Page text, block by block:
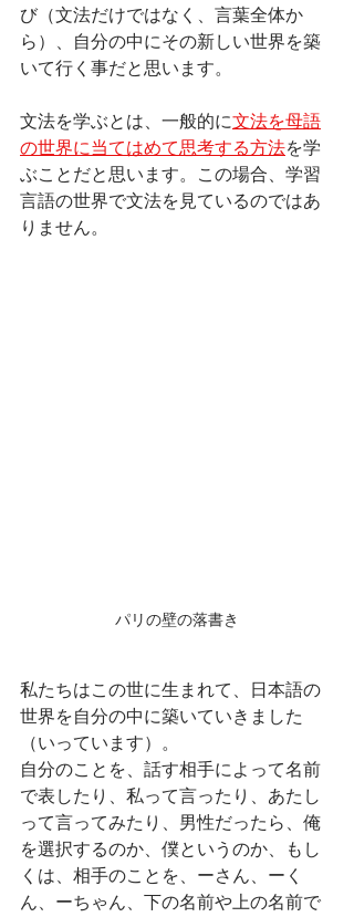
び（文法だけではなく、言葉全体か
ら）、自分の中にその新しい世界を築
いて行く事だと思います。
文法を学ぶとは、一般的に文法を母語
の世界に当てはめて思考する方法を学
ぶことだと思います。この場合、学習
言語の世界で文法を見ているのではあ
りません。
パリの壁の落書き
私たちはこの世に生まれて、日本語の
世界を自分の中に築いていきました
（いっています）。
自分のことを、話す相手によって名前
で表したり、私って言ったり、あたし
って言ってみたり、男性だったら、俺
を選択するのか、僕というのか、もし
くは、相手のことを、ーさん、ーく
ん、ーちゃん、下の名前や上の名前で